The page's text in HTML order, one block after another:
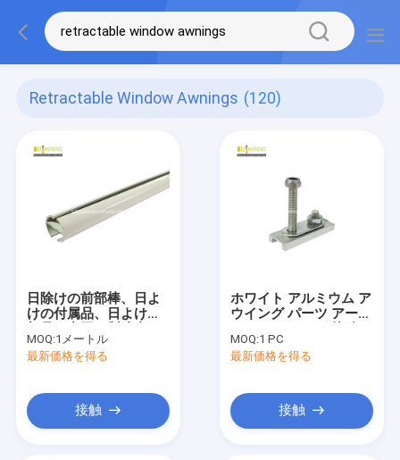
Retractable Window Awnings (120)
日除けの前部棒、日よ
けの付属品、日よけの
MOQ:1メートル
最新価格を得る
接触
ホワイト アルミウム ア
ウイング パーツ アーム
キット
MOQ:1 PC
最新価格を得る
接触